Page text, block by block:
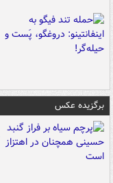
برگزیده عکس